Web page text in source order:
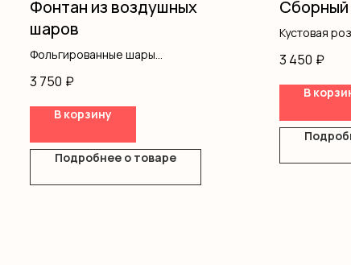
Фонтан из воздушных
шаров
Фольгированные шары
Грузик
3 750 ₽
В корзину
Подробнее о товаре
Сборный
Кустовая
Диантус
Писташ
Оформление
3 450 ₽
В